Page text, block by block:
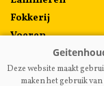
Fokkerij
Voeren
Algemeen
Melkprijzen
Deze website maakt
maken het gebruik